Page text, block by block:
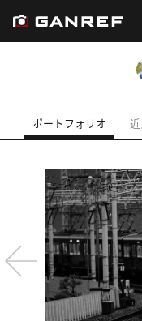
ポートフォリオ